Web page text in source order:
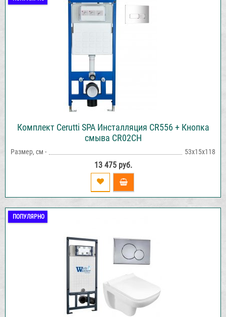
Комплект Cerutti SPA Инсталляция CR556 + Кнопка
смыва CR02CH
Размер, см - 53х15х118
13 475 руб.
ПОПУЛЯРНО